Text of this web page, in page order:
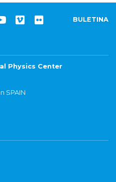
BULETINA
Physics Center
SPAIN